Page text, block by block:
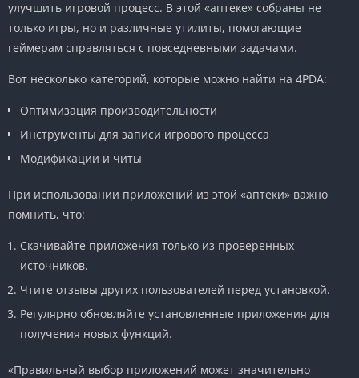
улучшить игровой процесс. В этой «аптеке» собраны не
только игры, но и различные утилиты, помогающие
геймерам справляться с повседневными задачами.
Вот несколько категорий, которые можно найти на 4PDA:
Оптимизация производительности
Инструменты для записи игрового процесса
Модификации и читы
При использовании приложений из этой «аптеки» важно
помнить, что:
Скачивайте приложения только из проверенных
источников.
Чтите отзывы других пользователей перед установкой.
Регулярно обновляйте установленные приложения для
получения новых функций.
«Правильный выбор приложений может значительно